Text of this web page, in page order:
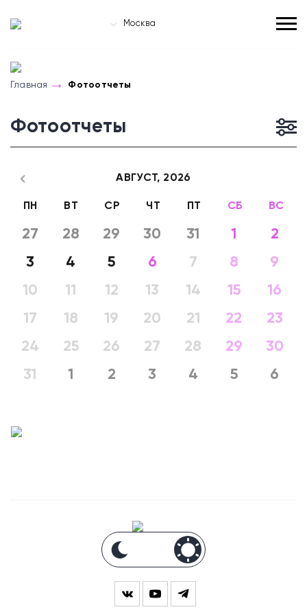
Москва
Главная Фотоотчеты
Фотоотчеты
АВГУСТ, 2026
ПН ВТ СР ЧТ ПТ СБ ВС
27 28 29 30 31 1
2
3
4 5 6 7 8
9
10
11 12 13 14 15
16
17
18 19 20 21 22
23
24
25 26 27 28 29
30
31
1 2 3 4 5 6